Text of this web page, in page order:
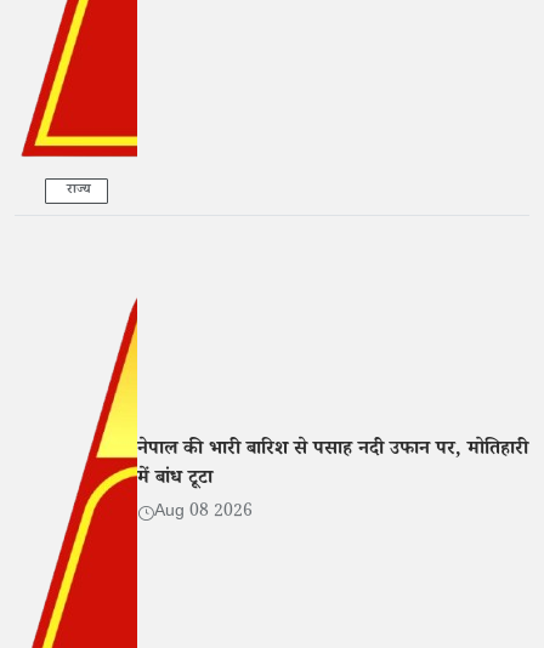
राज्य
नेपाल की भारी बारिश से पसाह नदी उफान पर, मोतिहारी
में बांध टूटा
Aug 08 2026